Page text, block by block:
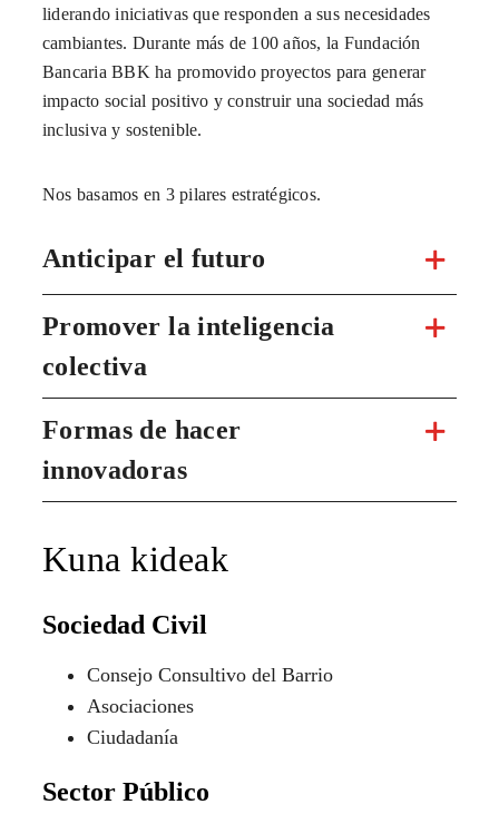
liderando iniciativas que responden a sus necesidades
cambiantes. Durante más de 100 años, la Fundación
Bancaria BBK ha promovido proyectos para generar
impacto social positivo y construir una sociedad más
inclusiva y sostenible.
Nos basamos en 3 pilares estratégicos.
Anticipar el futuro
Promover la inteligencia
colectiva
Formas de hacer
innovadoras
Kuna kideak
Sociedad Civil
Consejo Consultivo del Barrio
Asociaciones
Ciudadanía
Sector Público